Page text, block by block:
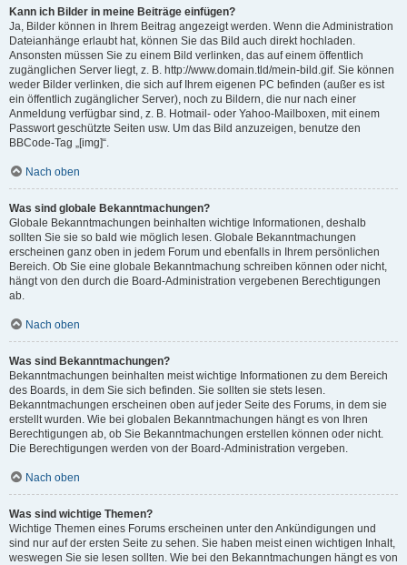
Kann ich Bilder in meine Beiträge einfügen?
Ja, Bilder können in Ihrem Beitrag angezeigt werden. Wenn die Administration
Dateianhänge erlaubt hat, können Sie das Bild auch direkt hochladen.
Ansonsten müssen Sie zu einem Bild verlinken, das auf einem öffentlich
zugänglichen Server liegt, z. B. http://www.domain.tld/mein-bild.gif. Sie können
weder Bilder verlinken, die sich auf Ihrem eigenen PC befinden (außer es ist
ein öffentlich zugänglicher Server), noch zu Bildern, die nur nach einer
Anmeldung verfügbar sind, z. B. Hotmail- oder Yahoo-Mailboxen, mit einem
Passwort geschützte Seiten usw. Um das Bild anzuzeigen, benutze den
BBCode-Tag „[img]“.
Nach oben
Was sind globale Bekanntmachungen?
Globale Bekanntmachungen beinhalten wichtige Informationen, deshalb
sollten Sie sie so bald wie möglich lesen. Globale Bekanntmachungen
erscheinen ganz oben in jedem Forum und ebenfalls in Ihrem persönlichen
Bereich. Ob Sie eine globale Bekanntmachung schreiben können oder nicht,
hängt von den durch die Board-Administration vergebenen Berechtigungen
ab.
Nach oben
Was sind Bekanntmachungen?
Bekanntmachungen beinhalten meist wichtige Informationen zu dem Bereich
des Boards, in dem Sie sich befinden. Sie sollten sie stets lesen.
Bekanntmachungen erscheinen oben auf jeder Seite des Forums, in dem sie
erstellt wurden. Wie bei globalen Bekanntmachungen hängt es von Ihren
Berechtigungen ab, ob Sie Bekanntmachungen erstellen können oder nicht.
Die Berechtigungen werden von der Board-Administration vergeben.
Nach oben
Was sind wichtige Themen?
Wichtige Themen eines Forums erscheinen unter den Ankündigungen und
sind nur auf der ersten Seite zu sehen. Sie haben meist einen wichtigen Inhalt,
weswegen Sie sie lesen sollten. Wie bei den Bekanntmachungen hängt es von